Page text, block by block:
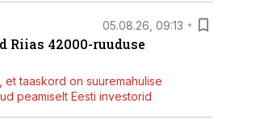
05.08.26, 09:13
42000-ruuduse
taaskord on suuremahulise
peamiselt Eesti investorid